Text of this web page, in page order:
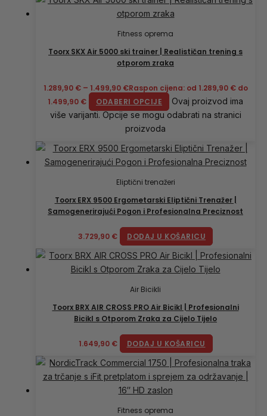
Fitness oprema
Toorx SKX Air 5000 ski trainer | Realističan trening s
otporom zraka
1.289,90 € – 1.499,90 €Raspon cijena: od 1.289,90 € do
1.499,90 €
ODABERI OPCIJE
Ovaj proizvod ima
više varijanti. Opcije se mogu odabrati na stranici
proizvoda
Eliptični trenažeri
Toorx ERX 9500 Ergometarski Eliptični Trenažer |
Samogenerirajući Pogon i Profesionalna Preciznost
3.729,90 € DODAJ U KOŠARICU
Air Bicikli
Toorx BRX AIR CROSS PRO Air Bicikl | Profesionalni
Bicikl s Otporom Zraka za Cijelo Tijelo
1.649,90 € DODAJ U KOŠARICU
Fitness oprema